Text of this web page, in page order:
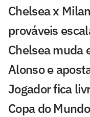
Chelsea x
prováveis
Chelsea muda
Alonso e
Jogador fica
Copa do